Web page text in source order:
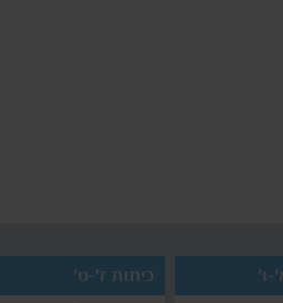
ו' כיתות ז'-ט'